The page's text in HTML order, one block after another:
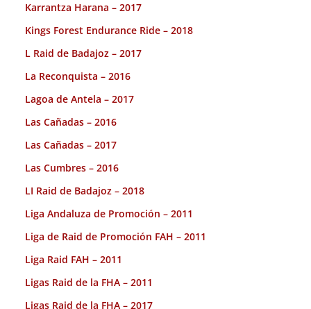
Karrantza Harana – 2017
Kings Forest Endurance Ride – 2018
L Raid de Badajoz – 2017
La Reconquista – 2016
Lagoa de Antela – 2017
Las Cañadas – 2016
Las Cañadas – 2017
Las Cumbres – 2016
LI Raid de Badajoz – 2018
Liga Andaluza de Promoción – 2011
Liga de Raid de Promoción FAH – 2011
Liga Raid FAH – 2011
Ligas Raid de la FHA – 2011
Ligas Raid de la FHA – 2017